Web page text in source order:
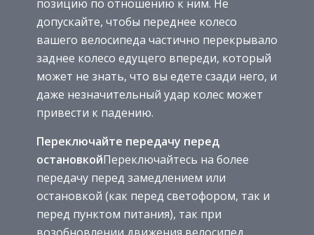
позицию по отношению к ним. Не
допускайте, чтобы переднее колесо
вашего велосипеда частично перекрывало
заднее колесо едущего впереди, который
может не знать, что вы едете сзади него, и
даже незначительный удар колес может
привести к падению.
Переключайте передачу перед
остановкойПереключайтесь на более
передачу перед замедлением или
остановкой (как перед светофором, так и
перед пунктом питания), так при